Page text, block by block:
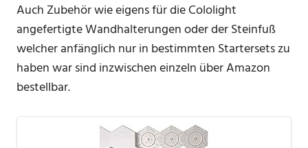
Auch Zubehör wie eigens für die Cololight
angefertigte Wandhalterungen oder der Steinfuß
welcher anfänglich nur in bestimmten Startersets zu
haben war sind inzwischen einzeln über Amazon
bestellbar.